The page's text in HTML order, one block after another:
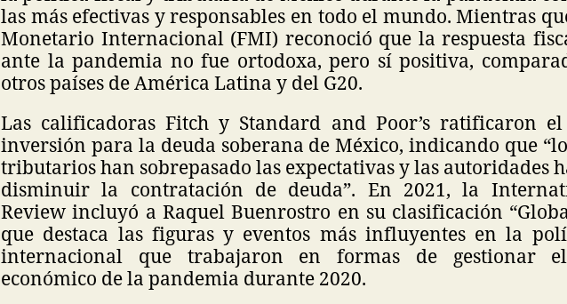
las más efectivas y responsables en todo el mundo. Mientras
Monetario Internacional (FMI) reconoció que la respuesta
ante la pandemia no fue ortodoxa, pero sí positiva,
otros países de América Latina y del G20.
Las calificadoras Fitch y Standard and Poor’s ratificaron
inversión para la deuda soberana de México, indicando que
tributarios han sobrepasado las expectativas y las autoridades
disminuir la contratación de deuda”. En 2021, la
Review incluyó a Raquel Buenrostro en su clasificación
que destaca las figuras y eventos más influyentes en la
internacional que trabajaron en formas de gestionar
económico de la pandemia durante 2020.